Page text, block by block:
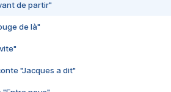
de partir"
de là"
"Jacques a dit"